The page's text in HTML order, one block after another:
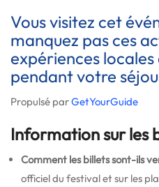
Vous visitez cet
manquez pas ces
expériences
pendant votre
Propulsé parGetYourGuide
Information sur les
Comment les billets sont-ils
officiel du festival et sur les